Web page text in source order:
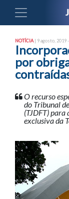
NOTÍCIA | 9 agosto, 2019
por
O recurso
do Tribunal
(TJDFT) para
exclusiva da